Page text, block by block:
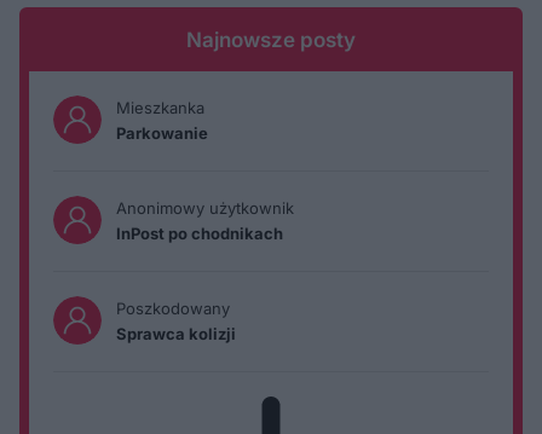
Najnowsze posty
Mieszkanka
Parkowanie
Anonimowy użytkownik
InPost po chodnikach
Poszkodowany
Sprawca kolizji